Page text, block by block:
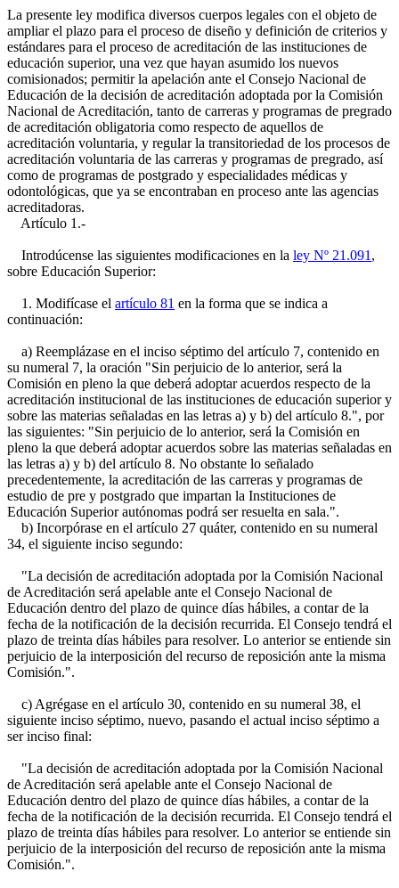
La presente ley modifica diversos cuerpos legales con el objeto de
ampliar el plazo para el proceso de diseño y definición de criterios y
estándares para el proceso de acreditación de las instituciones de
educación superior, una vez que hayan asumido los nuevos
comisionados; permitir la apelación ante el Consejo Nacional de
Educación de la decisión de acreditación adoptada por la Comisión
Nacional de Acreditación, tanto de carreras y programas de pregrado
de acreditación obligatoria como respecto de aquellos de
acreditación voluntaria, y regular la transitoriedad de los procesos de
acreditación voluntaria de las carreras y programas de pregrado, así
como de programas de postgrado y especialidades médicas y
odontológicas, que ya se encontraban en proceso ante las agencias
acreditadoras.
Artículo 1.-
Introdúcense las siguientes modificaciones en la ley Nº 21.091 ,
sobre Educación Superior:
1. Modifícase el artículo 81 en la forma que se indica a
continuación:
a) Reemplázase en el inciso séptimo del artículo 7, contenido en
su numeral 7, la oración "Sin perjuicio de lo anterior, será la
Comisión en pleno la que deberá adoptar acuerdos respecto de la
acreditación institucional de las instituciones de educación superior y
sobre las materias señaladas en las letras a) y b) del artículo 8.", por
las siguientes: "Sin perjuicio de lo anterior, será la Comisión en
pleno la que deberá adoptar acuerdos sobre las materias señaladas en
las letras a) y b) del artículo 8. No obstante lo señalado
precedentemente, la acreditación de las carreras y programas de
estudio de pre y postgrado que impartan la Instituciones de
Educación Superior autónomas podrá ser resuelta en sala.".
b) Incorpórase en el artículo 27 quáter, contenido en su numeral
34, el siguiente inciso segundo:
"La decisión de acreditación adoptada por la Comisión Nacional
de Acreditación será apelable ante el Consejo Nacional de
Educación dentro del plazo de quince días hábiles, a contar de la
fecha de la notificación de la decisión recurrida. El Consejo tendrá el
plazo de treinta días hábiles para resolver. Lo anterior se entiende sin
perjuicio de la interposición del recurso de reposición ante la misma
Comisión.".
c) Agrégase en el artículo 30, contenido en su numeral 38, el
siguiente inciso séptimo, nuevo, pasando el actual inciso séptimo a
ser inciso final:
"La decisión de acreditación adoptada por la Comisión Nacional
de Acreditación será apelable ante el Consejo Nacional de
Educación dentro del plazo de quince días hábiles, a contar de la
fecha de la notificación de la decisión recurrida. El Consejo tendrá el
plazo de treinta días hábiles para resolver. Lo anterior se entiende sin
perjuicio de la interposición del recurso de reposición ante la misma
Comisión.".